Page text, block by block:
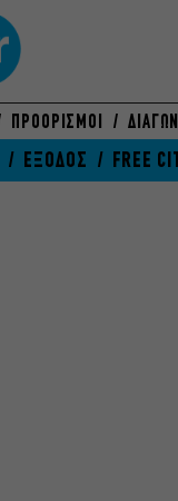
ΠΡΟΟΡΙΣΜΟΙ
ΕΞΟΔΟΣ FREE